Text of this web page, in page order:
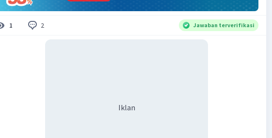
1 2 Jawaban terverifikasi
Iklan